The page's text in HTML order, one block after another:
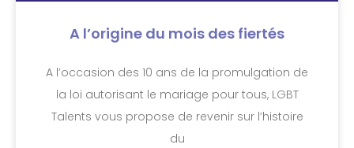
A l’origine du mois des fiertés
A l’occasion des 10 ans de la promulgation de
la loi autorisant le mariage pour tous, LGBT
Talents vous propose de revenir sur l’histoire
du